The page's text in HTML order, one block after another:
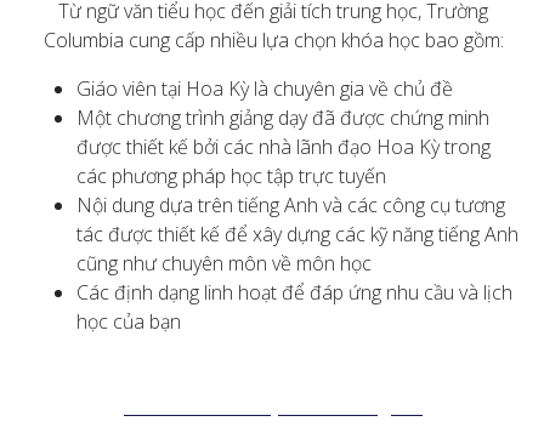
Từ ngữ văn tiểu học đến giải tích trung học, Trường
Columbia cung cấp nhiều lựa chọn khóa học bao gồm:
Giáo viên tại Hoa Kỳ là chuyên gia về chủ đề
Một chương trình giảng dạy đã được chứng minh
được thiết kế bởi các nhà lãnh đạo Hoa Kỳ trong
các phương pháp học tập trực tuyến
Nội dung dựa trên tiếng Anh và các công cụ tương
tác được thiết kế để xây dựng các kỹ năng tiếng Anh
cũng như chuyên môn về môn học
Các định dạng linh hoạt để đáp ứng nhu cầu và lịch
học của bạn